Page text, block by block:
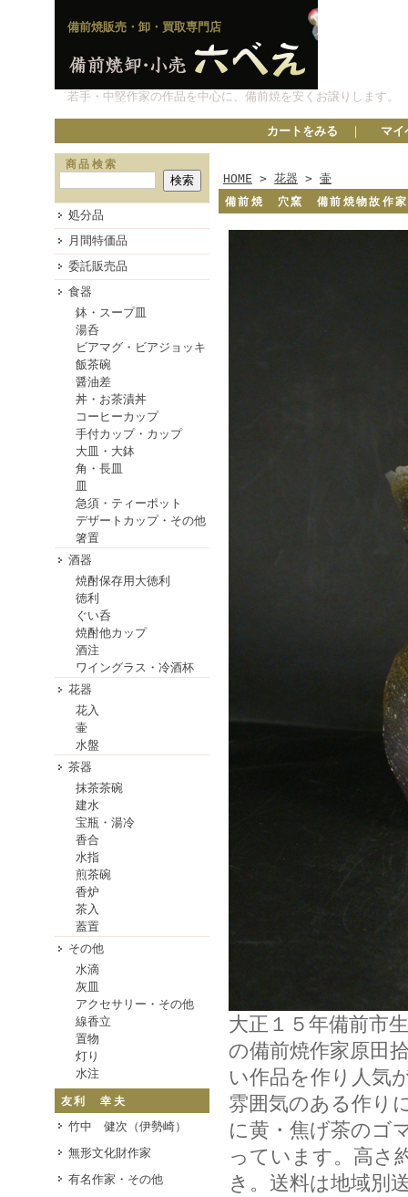
備前焼販売・卸・買取専門店
若手・中堅作家の作品を中心に、備前焼を安くお譲りします。
カートをみる ｜ マイ
商品検索
処分品
月間特価品
委託販売品
食器
鉢・スープ皿
湯呑
ビアマグ・ビアジョッキ
飯茶碗
醤油差
丼・お茶漬丼
コーヒーカップ
手付カップ・カップ
大皿・大鉢
角・長皿
皿
急須・ティーポット
デザートカップ・その他
箸置
酒器
焼酎保存用大徳利
徳利
ぐい呑
焼酎他カップ
酒注
ワイングラス・冷酒杯
花器
花入
壷
水盤
茶器
抹茶茶碗
建水
宝瓶・湯冷
香合
水指
煎茶碗
香炉
茶入
蓋置
その他
水滴
灰皿
アクセサリー・その他
線香立
置物
灯り
水注
友利 幸夫
竹中 健次（伊勢崎）
無形文化財作家
有名作家・その他
HOME > 花器 > 壷
備前焼 穴窯 備前焼物故作
大正１５年備前市
の備前焼作家原田
い作品を作り人気
雰囲気のある作り
に黄・焦げ茶のゴ
っています。高さ
き。送料は地域別